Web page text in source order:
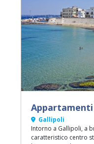
Gallipoli
Intorno a Gallipoli, a
caratteristico centro